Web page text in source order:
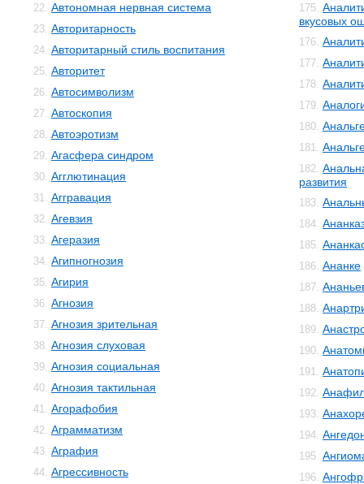
22. Автономная нервная система
23. Авторитарность
24. Авторитарный стиль воспитания
25. Авторитет
26. Автосимволизм
27. Автоскопия
28. Автоэротизм
29. Агасфера синдром
30. Агглютинация
31. Аггравация
32. Агевзия
33. Агеразия
34. Агипногнозия
35. Агирия
36. Агнозия
37. Агнозия зрительная
38. Агнозия слуховая
39. Агнозия социальная
40. Агнозия тактильная
41. Агорафобия
42. Аграмматизм
43. Аграфия
44. Агрессивность
175.
вкусовых
176.
177.
178.
179.
180.
181.
182.
развития
183.
184.
185.
186. Ананке
187.
188.
189.
190.
191.
192.
193.
194.
195.
196.